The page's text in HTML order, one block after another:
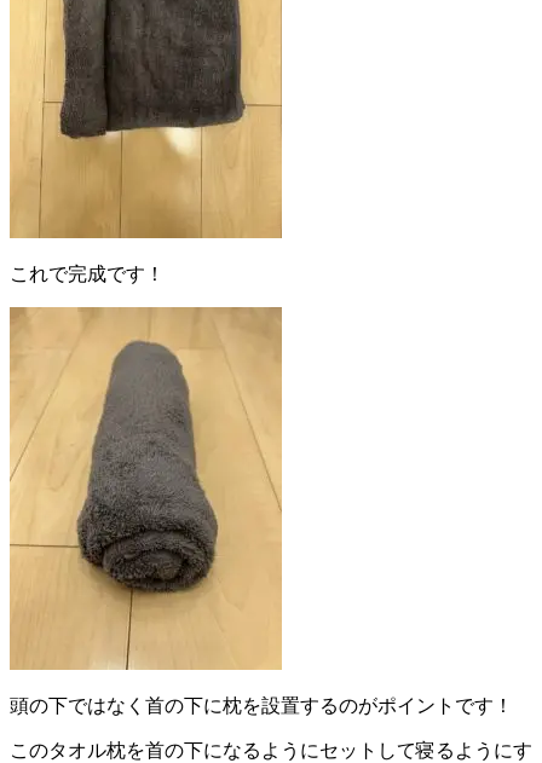
これで完成です！
頭の下ではなく首の下に枕を設置するのがポイントです！
このタオル枕を首の下になるようにセットして寝るようにす